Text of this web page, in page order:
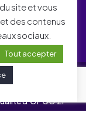
d’OPCO 2i
site et vous
des contenus
sociaux.
Tout accepter